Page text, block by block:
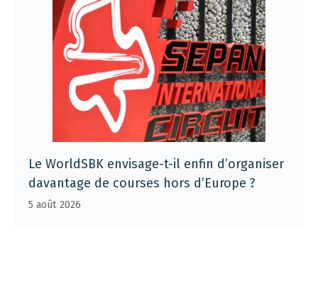
Le WorldSBK envisage-t-il enfin d’organiser
davantage de courses hors d’Europe ?
5 août 2026